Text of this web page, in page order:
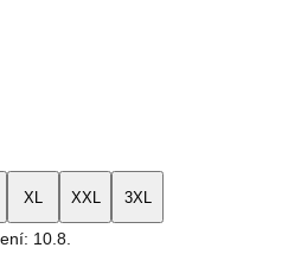
XL XXL 3XL
10.8.